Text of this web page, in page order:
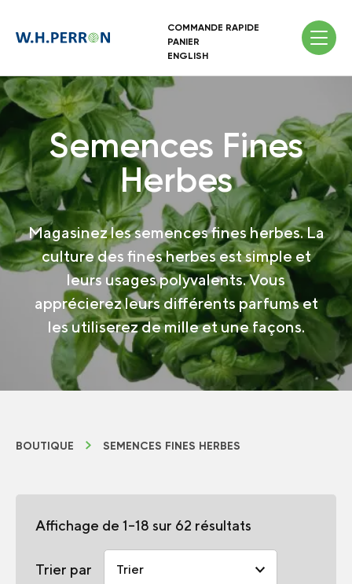
COMMANDE RAPIDE
PANIER
ENGLISH
Semences Fines
Herbes
Magasinez les semences fines herbes. La
culture des fines herbes est simple et
leurs usages polyvalents. Vous
apprécierez leurs différents parfums et
les utiliserez de mille et une façons.
BOUTIQUE SEMENCES FINES HERBES
Affichage de 1–18 sur 62 résultats
Trier par